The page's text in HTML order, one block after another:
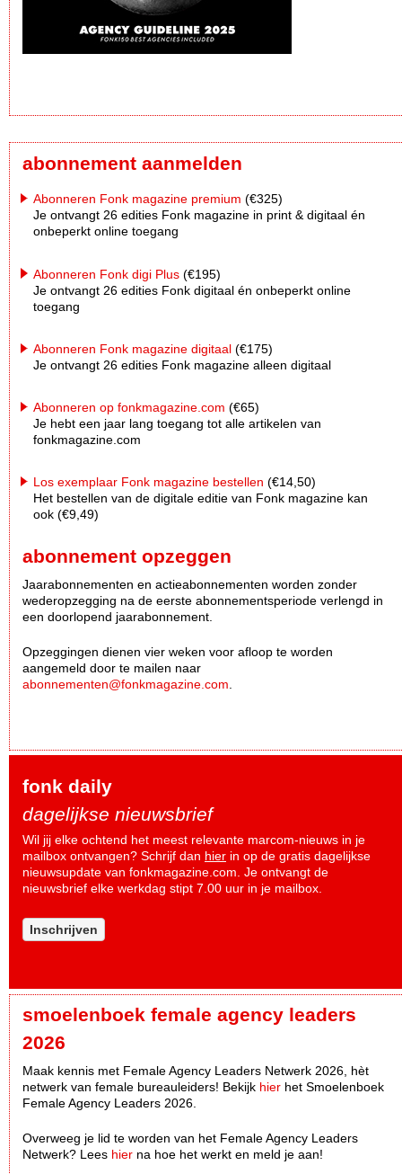
abonnement aanmelden
Abonneren Fonk magazine premium (€325)
Je ontvangt 26 edities Fonk magazine in print & digitaal én
onbeperkt online toegang
Abonneren Fonk digi Plus (€195)
Je ontvangt 26 edities Fonk digitaal én onbeperkt online
toegang
Abonneren Fonk magazine digitaal (€175)
Je ontvangt 26 edities Fonk magazine alleen digitaal
Abonneren op fonkmagazine.com (€65)
Je hebt een jaar lang toegang tot alle artikelen van
fonkmagazine.com
Los exemplaar Fonk magazine bestellen (€14,50)
Het bestellen van de digitale editie van Fonk magazine kan
ook (€9,49)
abonnement opzeggen
Jaarabonnementen en actieabonnementen worden zonder
wederopzegging na de eerste abonnementsperiode verlengd in
een doorlopend jaarabonnement.
Opzeggingen dienen vier weken voor afloop te worden
aangemeld door te mailen naar
abonnementen@fonkmagazine.com.
fonk daily
dagelijkse nieuwsbrief
Wil jij elke ochtend het meest relevante marcom-nieuws in je
mailbox ontvangen? Schrijf dan hier in op de gratis dagelijkse
nieuwsupdate van fonkmagazine.com. Je ontvangt de
nieuwsbrief elke werkdag stipt 7.00 uur in je mailbox.
Inschrijven
smoelenboek female agency leaders
2026
Maak kennis met Female Agency Leaders Netwerk 2026, hèt
netwerk van female bureauleiders! Bekijk hier het Smoelenboek
Female Agency Leaders 2026.
Overweeg je lid te worden van het Female Agency Leaders
Netwerk? Lees hier na hoe het werkt en meld je aan!